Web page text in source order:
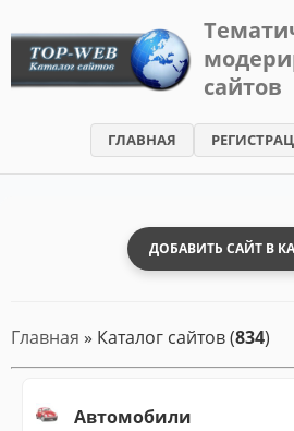
TOP-
WEB
-
сайтов
ГЛАВНАЯ
ДОБАВИТЬ САЙТ В
Главная » Каталог сайтов (834)
Автомобили